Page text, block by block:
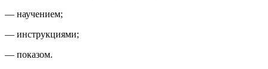
— научением;
— инструкциями;
— показом.